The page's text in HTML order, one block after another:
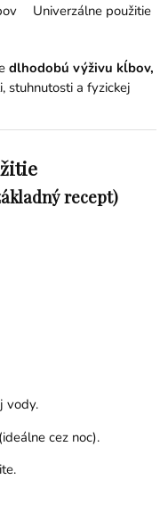
Univerzálne použitie
dlhodobú výživu kĺbov,
stuhnutosti a fyzickej
recept)
vody.
cez noc).